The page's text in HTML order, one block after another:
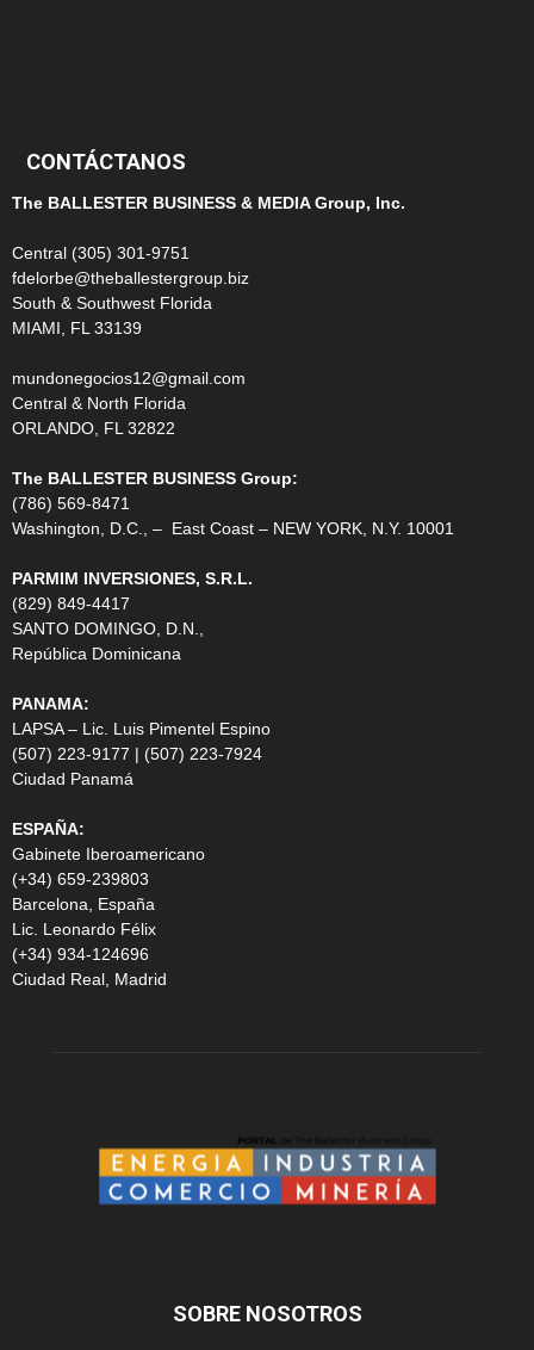
CONTÁCTANOS
The BALLESTER BUSINESS & MEDIA Group, Inc.
Central (305) 301-9751
fdelorbe@theballestergroup.biz
South & Southwest Florida
MIAMI, FL 33139
mundonegocios12@gmail.com
Central & North Florida
ORLANDO, FL 32822
The BALLESTER BUSINESS Group:
(786) 569-8471
Washington, D.C., – East Coast – NEW YORK, N.Y. 10001
PARMIM INVERSIONES, S.R.L.
(829) 849-4417
SANTO DOMINGO, D.N.,
República Dominicana
PANAMA:
LAPSA – Lic. Luis Pimentel Espino
(507) 223-9177 | (507) 223-7924
Ciudad Panamá
ESPAÑA:
Gabinete Iberoamericano
(+34) 659-239803
Barcelona, España
Lic. Leonardo Félix
(+34) 934-124696
Ciudad Real, Madrid
SOBRE NOSOTROS